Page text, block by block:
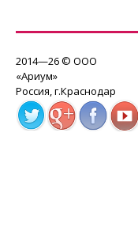
2014—26 © ООО
«Ариум»
Россия, г.Краснодар